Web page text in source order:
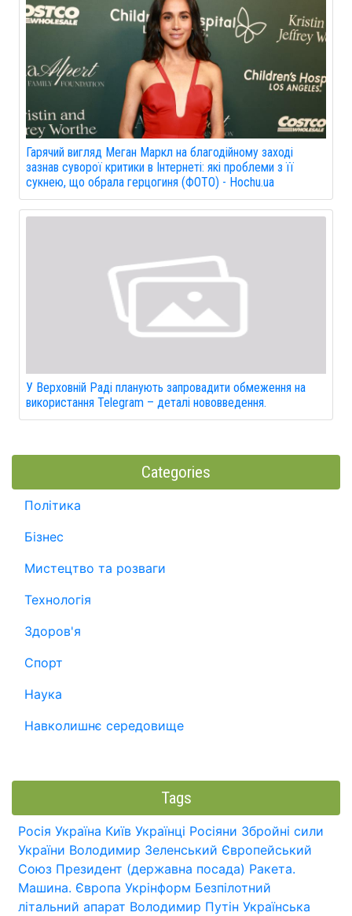
Гарячий вигляд Меган Маркл на благодійному заході
зазнав суворої критики в Інтернеті: які проблеми з її
сукнею, що обрала герцогиня (ФОТО) - Hochu.ua
У Верховній Раді планують запровадити обмеження на
використання Telegram – деталі нововведення.
Categories
Політика
Бізнес
Мистецтво та розваги
Технологія
Здоров'я
Спорт
Наука
Навколишнє середовище
Tags
Росія Україна Київ Українці Росіяни Збройні сили
України Володимир Зеленський Європейський
Союз Президент (державна посада) Ракета.
Машина. Європа Укрінформ Безпілотний
літальний апарат Володимир Путін Українська